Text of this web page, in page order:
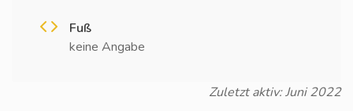
Fuß
keine Angabe
Zuletzt aktiv: Juni 2022